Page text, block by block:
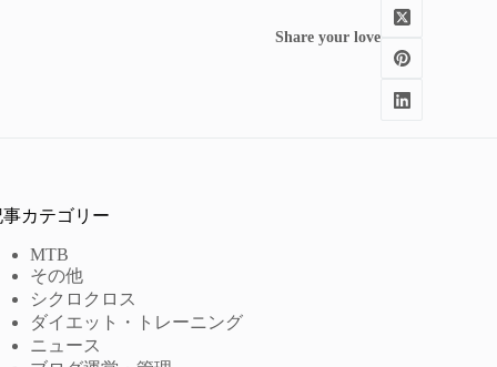
Share your love
事カテゴリー
MTB
その他
シクロクロス
ダイエット・トレーニング
ニュース